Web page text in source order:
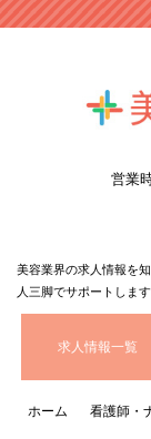
営業
美容業界の求人情報を
人三脚でサポートします
求人情報一覧
ホーム 看護師・